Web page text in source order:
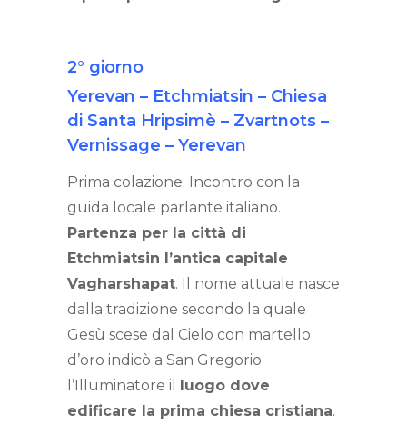
2° giorno
Yerevan – Etchmiatsin – Chiesa
di Santa Hripsimè – Zvartnots –
Vernissage – Yerevan
Prima colazione. Incontro con la
guida locale parlante italiano.
Partenza per la città di
Etchmiatsin l’antica capitale
Vagharshapat. Il nome attuale nasce
dalla tradizione secondo la quale
Gesù scese dal Cielo con martello
d’oro indicò a San Gregorio
l’Illuminatore il
luogo dove
edificare la prima chiesa cristiana.